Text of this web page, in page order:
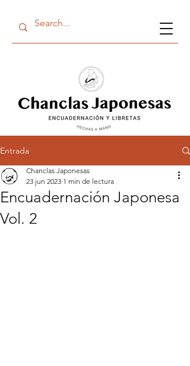
Entrada
Encuadernación Japonesa
Vol. 2
Chanclas Japonesas
23 jun 2023 1 min de lectura